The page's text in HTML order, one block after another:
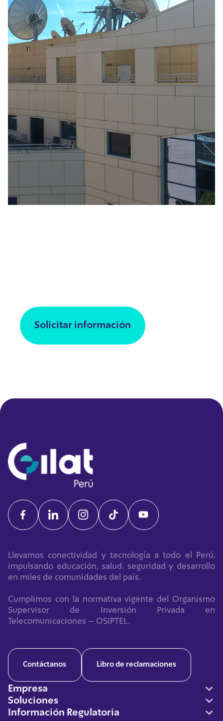
Solicitar información
Llevamos conectividad y tecnología a todo el Perú,
impulsando educación, salud, seguridad y desarrollo
en miles de comunidades del país.
Cumplimos con la normativa vigente del Organismo
Supervisor de Inversión Privada en
Telecomunicaciones – OSIPTEL.
Contáctanos Libro de reclamaciones
Empresa
Nosotros
Soluciones
Información Regulatoria